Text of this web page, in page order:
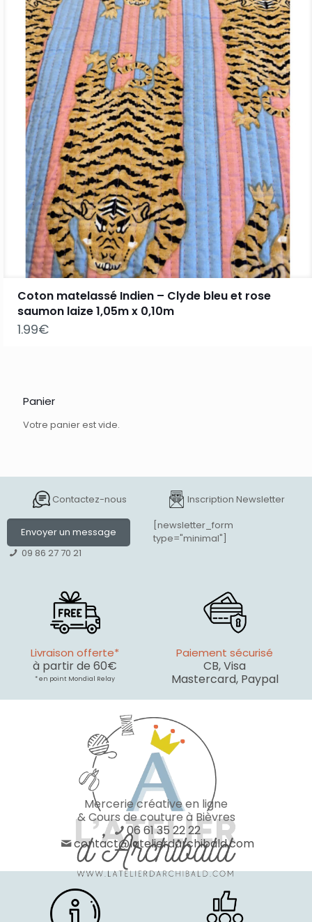
Coton matelassé Indien – Clyde bleu et rose
saumon laize 1,05m x 0,10m
1.99€
Panier
Votre panier est vide.
Contactez-nous
Envoyer un message
09 86 27 70 21
Inscription Newsletter
[newsletter_form
type="minimal"]
Livraison offerte*
à partir de 60€
* en point Mondial Relay
Paiement sécurisé
CB, Visa
Mastercard, Paypal
Mercerie créative en ligne
& Cours de couture à Bièvres
06 61 35 22 22
contact@latelierdarchibald.com